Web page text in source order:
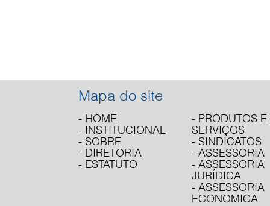
Mapa do site
- HOME
- INSTITUCIONAL
- SOBRE
- DIRETORIA
- ESTATUTO
- PRODUTOS E
SERVIÇOS
- SINDICATOS
- ASSESSORIA
- ASSESSORIA
JURÍDICA
- ASSESSORIA
ECONOMICA